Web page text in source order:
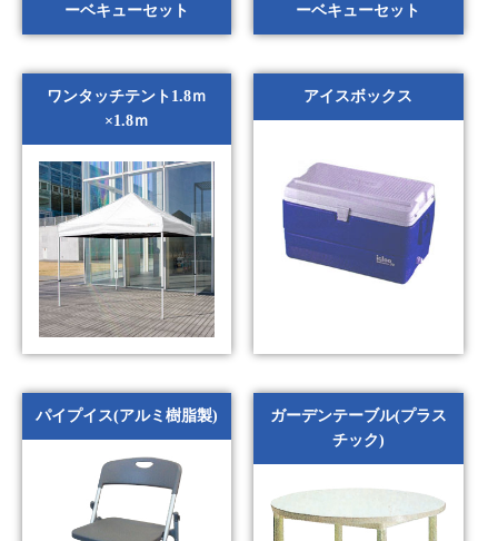
ーベキューセット
ーベキューセット
ワンタッチテント1.8ｍ
×1.8ｍ
アイスボックス
パイプイス(アルミ樹脂製)
ガーデンテーブル(プラス
チック)